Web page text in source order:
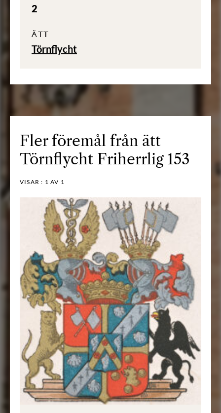
2
ÄTT
Törnflycht
Fler föremål från ätt
Törnflycht Friherrlig 153
VISAR : 1 AV 1